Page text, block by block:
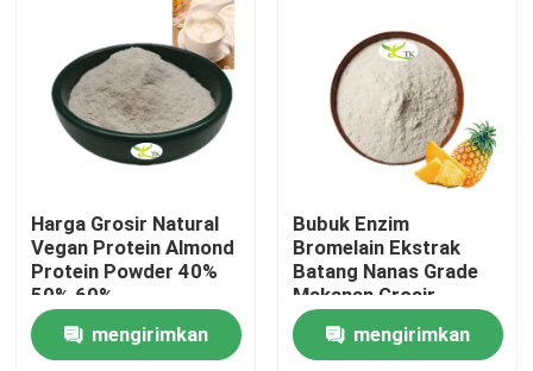
Rumah
Harga Grosir Natural
Vegan Protein Almond
Protein Powder 40%
50% 60%
mengirimkan
Bubuk Enzim
Bromelain Ekstrak
Batang Nanas Grade
Makanan Grosir
1200/2400 GDU
mengirimkan